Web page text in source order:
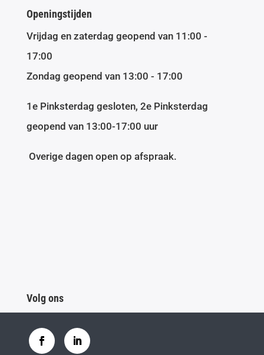
Openingstijden
Vrijdag en zaterdag geopend van 11:00 -
17:00
Zondag geopend van 13:00 - 17:00
1e Pinksterdag gesloten, 2e Pinksterdag
geopend van 13:00-17:00 uur
Overige dagen open op afspraak.
Volg ons